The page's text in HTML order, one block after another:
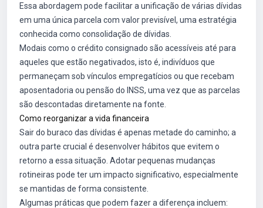
Essa abordagem pode facilitar a unificação de várias dívidas
em uma única parcela com valor previsível, uma estratégia
conhecida como consolidação de dívidas.
Modais como o crédito consignado são acessíveis até para
aqueles que estão negativados, isto é, indivíduos que
permaneçam sob vínculos empregatícios ou que recebam
aposentadoria ou pensão do INSS, uma vez que as parcelas
são descontadas diretamente na fonte.
Como reorganizar a vida financeira
Sair do buraco das dívidas é apenas metade do caminho; a
outra parte crucial é desenvolver hábitos que evitem o
retorno a essa situação. Adotar pequenas mudanças
rotineiras pode ter um impacto significativo, especialmente
se mantidas de forma consistente.
Algumas práticas que podem fazer a diferença incluem: